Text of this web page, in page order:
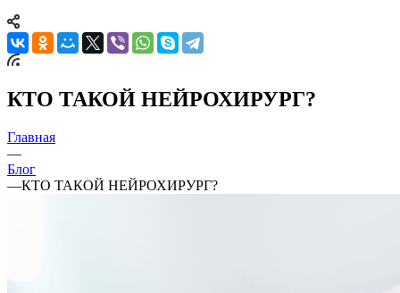
КТО ТАКОЙ НЕЙРОХИРУРГ?
Главная
—
Блог
—КТО ТАКОЙ НЕЙРОХИРУРГ?